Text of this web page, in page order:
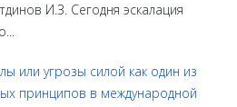
И.З. Сегодня эскалация